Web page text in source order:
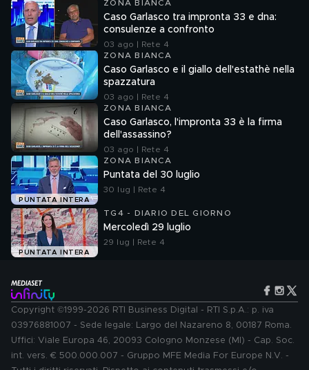
ZONA BIANCA
Caso Garlasco tra impronta 33 e dna:
consulenze a confronto
03 ago | Rete 4
ZONA BIANCA
Caso Garlasco e il giallo dell'estathè nella
spazzatura
03 ago | Rete 4
ZONA BIANCA
Caso Garlasco, l'impronta 33 è la firma
dell'assassino?
03 ago | Rete 4
PUNTATA INTERA
ZONA BIANCA
Puntata del 30 luglio
30 lug | Rete 4
PUNTATA INTERA
TG4 - DIARIO DEL GIORNO
Mercoledì 29 luglio
29 lug | Rete 4
Copyright ©1999-2026 RTI Business Digital - RTI S.p.A.: p. iva
03976881007 - Sede legale: Largo del Nazareno 8, 00187 Roma.
Uffici: Viale Europa 46, 20093 Cologno Monzese (MI) - Cap. Soc.
int. vers. € 500.000.007 - Gruppo MFE Media For Europe N.V. -